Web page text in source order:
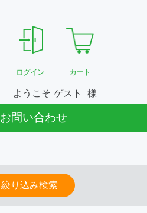
ログイン カート
ようこそ ゲスト
お問い合わせ
絞り込み検索